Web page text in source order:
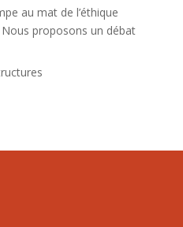
au mat de l’éthique
proposons un débat